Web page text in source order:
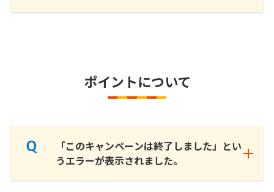
ポイントについて
「このキャンペーンは終了しました」とい
うエラーが表示されました。